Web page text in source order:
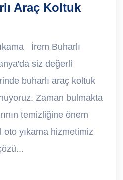
Araç Koltuk
İrem Buharlı
siz değerli
buharlı araç koltuk
Zaman bulmakta
temizliğine önem
yıkama hizmetimiz